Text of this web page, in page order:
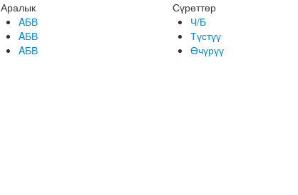
Аралык
AБВ
AБВ
AБВ
Сүрөттөр
Ч/Б
Түстүү
Өчүрүү